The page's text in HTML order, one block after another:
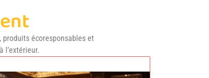
écoresponsables et
l’extérieur.